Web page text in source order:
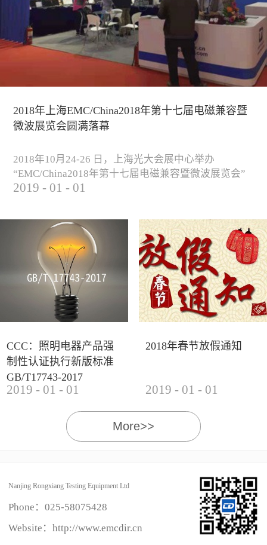
2018年上海EMC/China2018年第十七届电磁兼容暨
微波展览会圆满落幕
2018年10月24-26 日，上海光大会展中心举办
“EMC/China2018年第十七届电磁兼容暨微波展览会”
圆满落幕。我公司与来自军工、汽车、科研院校、通
状与未来，并展出测试、整改等行业尖端设备，吸引
业内外人士参观驻足。展会期间我公司举办了《电磁
兼容测试和设计技术》技术讲座，本次讲座同时特邀
德国Langer公司资深工程师Lars Glaesser...
2019 - 01 - 01
CCC：照明电器产品强
制性认证执行新版标准
GB/T17743-2017
2019 - 01 - 01
2018年春节放假通知
2019 - 01 - 01
More>>
Nanjing Rongxiang Testing Equipment Ltd
Phone： 025-58075428
Website：http://www.emcdir.cn